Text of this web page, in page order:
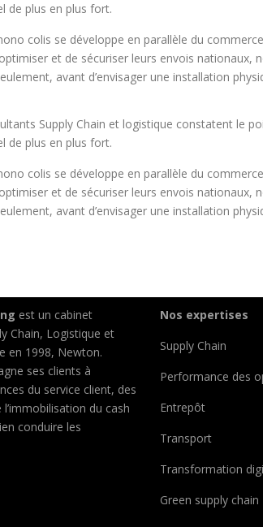
de plus en plus fort.
colis se développe en parallèle du
et de sécuriser leurs envois
avant d’envisager une installation
Supply Chain et logistique constatent le
de plus en plus fort.
colis se développe en parallèle du
et de sécuriser leurs envois
avant d’envisager une installation
est un cabinet
Chain, Logistique et
en 1998, Newton.
ses clients à
du service client, des
du cash
conduire les
Nos expertises
Supply Chain
Performance des
Entrepôt
Transport
Transformation
Green supply chain